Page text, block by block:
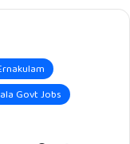
Govt Jobs